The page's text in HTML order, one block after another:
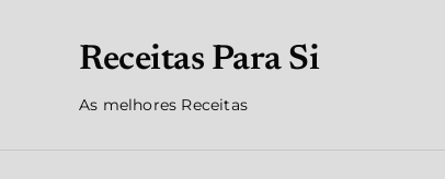
Receitas Para Si
As melhores Receitas